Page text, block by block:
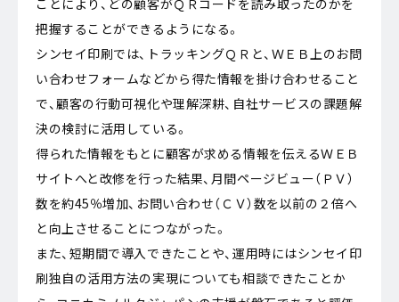
ことにより、どの顧客がＱＲコードを読み取ったのかを
把握することができるようになる。
シンセイ印刷では、トラッキングＱＲと、ＷＥＢ上のお問
い合わせフォームなどから得た情報を掛け合わせること
で、顧客の行動可視化や理解深耕、自社サービスの課題解
決の検討に活用している。
得られた情報をもとに顧客が求める情報を伝えるＷＥＢ
サイトへと改修を行った結果、月間ページビュー（ＰＶ）
数を約45％増加、お問い合わせ（ＣＶ）数を以前の２倍へ
と向上させることにつながった。
また、短期間で導入できたことや、運用時にはシンセイ印
刷独自の活用方法の実現についても相談できたことか